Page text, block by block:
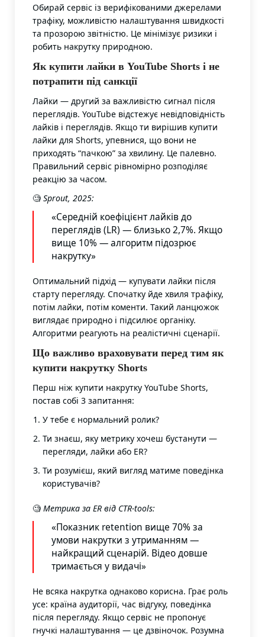
Обирай сервіс із верифікованими джерелами
трафіку, можливістю налаштування швидкості
та прозорою звітністю. Це мінімізує ризики і
робить накрутку природною.
Як купити лайки в YouTube Shorts і не
потрапити під санкції
Лайки — другий за важливістю сигнал після
переглядів. YouTube відстежує невідповідність
лайків і переглядів. Якщо ти вирішив купити
лайки для Shorts, упевнися, що вони не
приходять “пачкою” за хвилину. Це палевно.
Правильний сервіс рівномірно розподіляє
реакцію за часом.
🧐 Sprout, 2025:
«Середній коефіцієнт лайків до
переглядів (LR) — близько 2,7%. Якщо
вище 10% — алгоритм підозрює
накрутку»
Оптимальний підхід — купувати лайки після
старту перегляду. Спочатку йде хвиля трафіку,
потім лайки, потім коменти. Такий ланцюжок
виглядає природно і підсилює органіку.
Алгоритми реагують на реалістичні сценарії.
Що важливо враховувати перед тим як
купити накрутку Shorts
Перш ніж купити накрутку YouTube Shorts,
постав собі 3 запитання:
У тебе є нормальний ролик?
Ти знаєш, яку метрику хочеш бустанути —
перегляди, лайки або ER?
Ти розумієш, який вигляд матиме поведінка
користувачів?
🧐 Метрика за ER від CTR-tools:
«Показник retention вище 70% за
умови накрутки з утриманням —
найкращий сценарій. Відео довше
тримається у видачі»
Не всяка накрутка однаково корисна. Грає роль
усе: країна аудиторії, час відгуку, поведінка
після перегляду. Якщо сервіс не пропонує
гнучкі налаштування — це дзвіночок. Розумна